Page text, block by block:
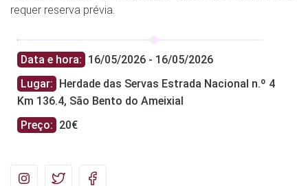
requer reserva prévia.
Data e hora: 16/05/2026 - 16/05/2026
Lugar: Herdade das Servas Estrada Nacional n.º 4
Km 136.4, São Bento do Ameixial
Preço: 20€